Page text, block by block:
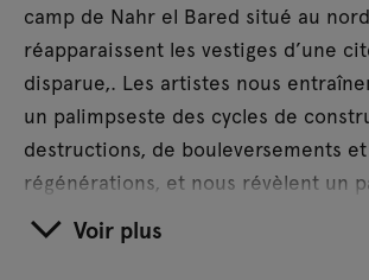
camp de Nahr el Bared situé au
réapparaissent les vestiges d’une
disparue,. Les artistes nous
un palimpseste des cycles de
destructions, de bouleversements
régénérations, et nous révèlent un
particulièrement proche du présent.
Voir plus